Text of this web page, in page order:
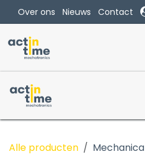
Overslaan naar inhoud
Over ons Nieuws Contact
Alle producten Mechanica